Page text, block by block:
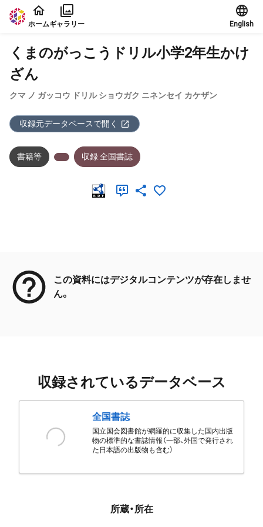
本文に飛ぶ
ホームギャラリー English
くまのがっこうドリル小学2年生かけ
ざん
クマ ノ ガッコウ ドリル ショウガク ニネンセイ カケザン
収録元データベースで開く
書籍等 収録:全国書誌
この資料にはデジタルコンテンツが存在しませ
ん。
収録されているデータベース
全国書誌
国立国会図書館が網羅的に収集した国内出版
物の標準的な書誌情報（一部、外国で発行され
た日本語の出版物も含む）
所蔵・所在